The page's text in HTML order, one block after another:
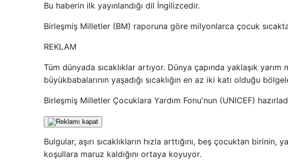
Bu haberin ilk yayınlandığı dil İngilizcedir.
Birleşmiş Milletler (BM) raporuna göre milyonlarca çocuk
REKLAM
Tüm dünyada sıcaklıklar artıyor. Dünya çapında yaklaşık yarım
büyükbabalarının yaşadığı sıcaklığın en az iki katı olduğu
Birleşmiş Milletler Çocuklara Yardım Fonu'nun (UNICEF)
Bulgular, aşırı sıcaklıkların hızla arttığını, beş çocuktan
koşullara maruz kaldığını ortaya koyuyor.